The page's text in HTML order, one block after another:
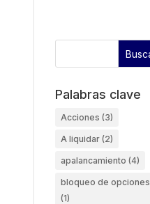
Palabras clave
Acciones (3)
A liquidar (2)
apalancamiento (4)
bloqueo de opciones
(1)